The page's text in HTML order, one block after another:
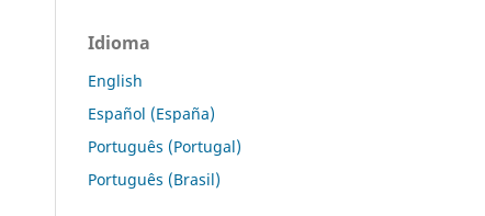
Idioma
English
Español (España)
Português (Portugal)
Português (Brasil)